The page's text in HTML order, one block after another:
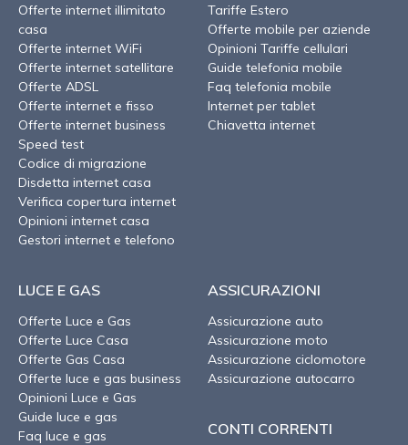
Offerte internet illimitato
casa
Offerte internet WiFi
Offerte internet satellitare
Offerte ADSL
Offerte internet e fisso
Offerte internet business
Speed test
Codice di migrazione
Disdetta internet casa
Verifica copertura internet
Opinioni internet casa
Gestori internet e telefono
Tariffe Estero
Offerte mobile per aziende
Opinioni Tariffe cellulari
Guide telefonia mobile
Faq telefonia mobile
Internet per tablet
Chiavetta internet
LUCE E GAS
Offerte Luce e Gas
Offerte Luce Casa
Offerte Gas Casa
Offerte luce e gas business
Opinioni Luce e Gas
Guide luce e gas
Faq luce e gas
ASSICURAZIONI
Assicurazione auto
Assicurazione moto
Assicurazione ciclomotore
Assicurazione autocarro
CONTI CORRENTI